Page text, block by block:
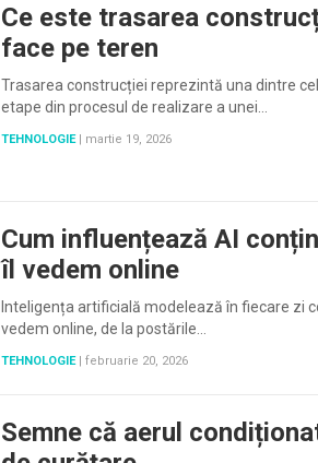
Ce este trasarea
face pe teren
Trasarea construcției reprezintă una dintre
etape din procesul de realizare a unei…
TEHNOLOGIE | martie 19, 2026
Cum influențează AI
îl vedem online
Inteligența artificială modelează în fiecare zi
vedem online, de la postările…
TEHNOLOGIE | februarie 20, 2026
Semne că aerul